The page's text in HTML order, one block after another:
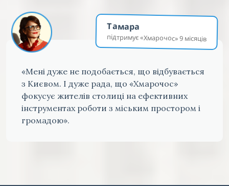
Тамара
підтримує «Хмарочос» 9 місяців
«Мені дуже не подобається, що відбувається
з Києвом. І дуже рада, що «Хмарочос»
фокусує жителів столиці на ефективних
інструментах роботи з міським простором і
громадою».